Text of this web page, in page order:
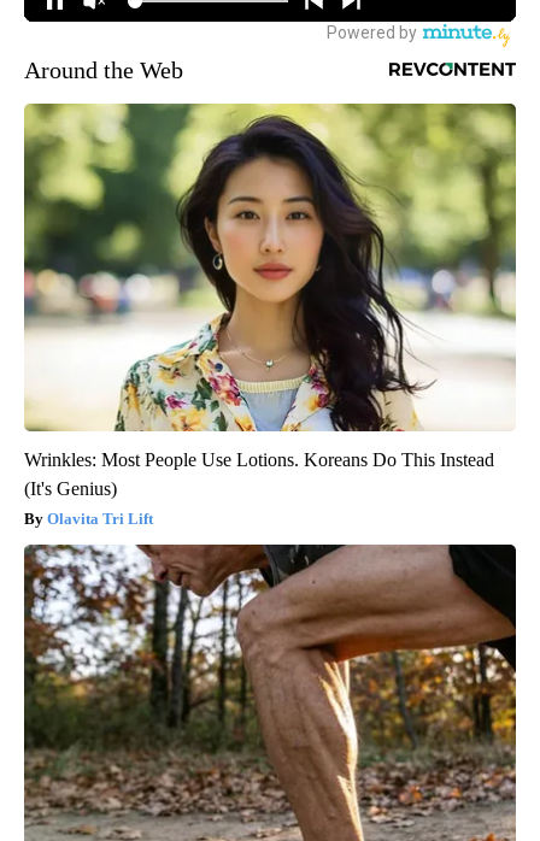
Around the Web
Wrinkles: Most People Use Lotions. Koreans Do This Instead
(It's Genius)
Olavita Tri Lift